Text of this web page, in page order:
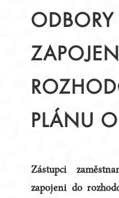
ODBORY
PLÁNU
Zástupci
zapojeni do